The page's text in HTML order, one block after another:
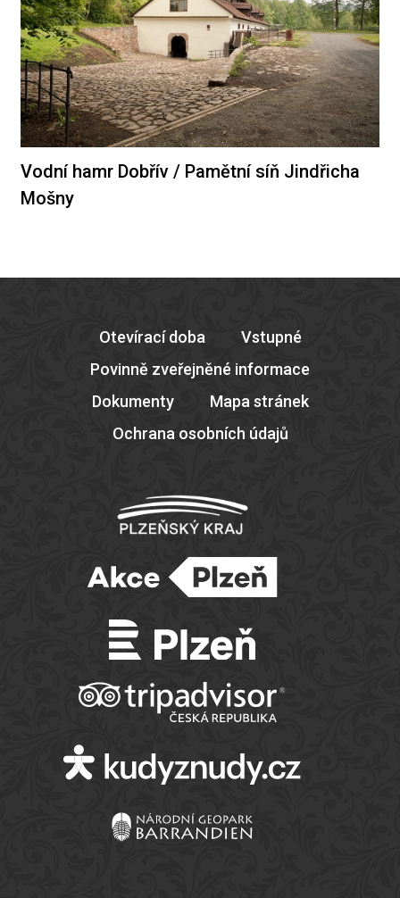
Vodní hamr Dobřív / Pamětní síň Jindřicha
Mošny
Otevírací doba
Vstupné
Povinně zveřejněné informace
Dokumenty
Mapa stránek
Ochrana osobních údajů